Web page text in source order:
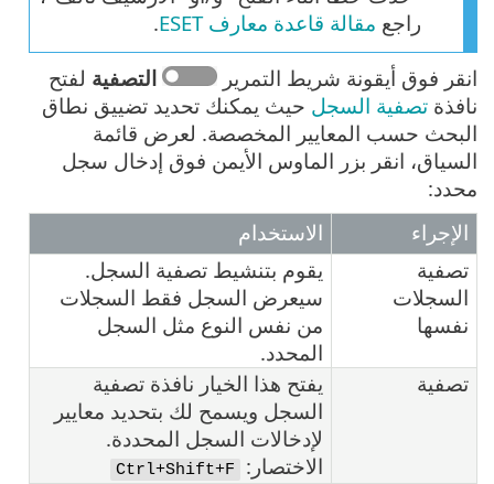
راجع مقالة قاعدة معارف ESET
.
انقر فوق أيقونة شريط التمرير
التصفية لفتح
نافذة تصفية السجل حيث يمكنك تحديد تضييق نطاق
البحث حسب المعايير المخصصة. لعرض قائمة
السياق، انقر بزر الماوس الأيمن فوق إدخال سجل
محدد:
الإجراء
الاستخدام
تصفية
السجلات
نفسها
يقوم بتنشيط تصفية السجل.
سيعرض السجل فقط السجلات
من نفس النوع مثل السجل
المحدد.
تصفية
يفتح هذا الخيار نافذة تصفية
السجل ويسمح لك بتحديد معايير
لإدخالات السجل المحددة.
الاختصار:
Ctrl+Shift+F